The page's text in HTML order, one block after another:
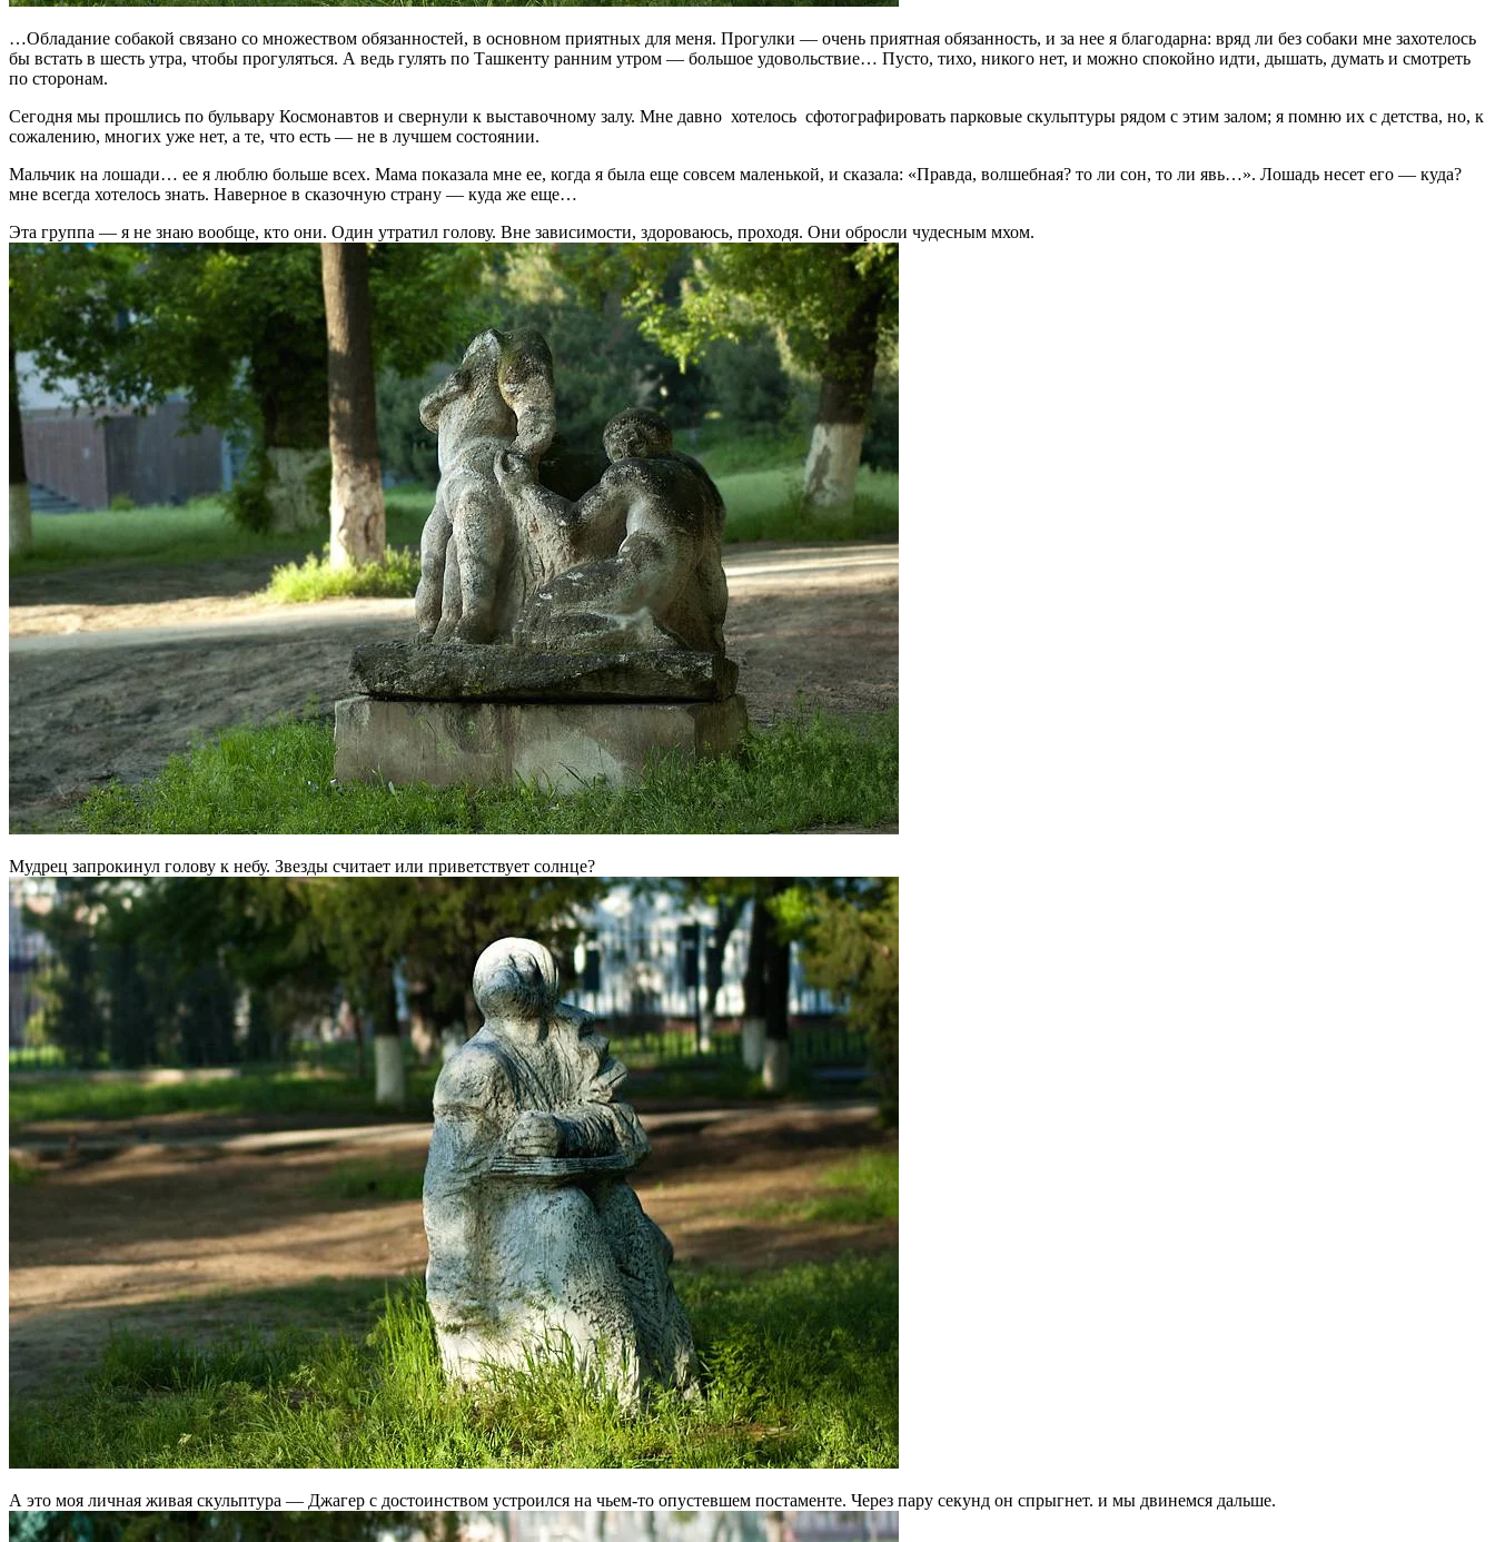
…Обладание собакой связано со множеством обязанностей, в основном приятных для меня. Прогулки — очень приятная обязанность, и за нее я благодарна: вряд ли без собаки мне захотелось
бы встать в шесть утра, чтобы прогуляться. А ведь гулять по Ташкенту ранним утром — большое удовольствие… Пусто, тихо, никого нет, и можно спокойно идти, дышать, думать и смотреть
по сторонам.
Сегодня мы прошлись по бульвару Космонавтов и свернули к выставочному залу. Мне давно хотелось сфотографировать парковые скульптуры рядом с этим залом; я помню их с детства, но, к
сожалению, многих уже нет, а те, что есть — не в лучшем состоянии.
Мальчик на лошади… ее я люблю больше всех. Мама показала мне ее, когда я была еще совсем маленькой, и сказала: «Правда, волшебная? то ли сон, то ли явь…». Лошадь несет его — куда?
мне всегда хотелось знать. Наверное в сказочную страну — куда же еще…
Эта группа — я не знаю вообще, кто они. Один утратил голову. Вне зависимости, здороваюсь, проходя. Они обросли чудесным мхом.
Мудрец запрокинул голову к небу. Звезды считает или приветствует солнце?
А это моя личная живая скульптура — Джагер с достоинством устроился на чьем-то опустевшем постаменте. Через пару секунд он спрыгнет. и мы двинемся дальше.